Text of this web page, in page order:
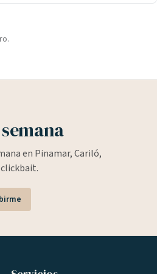
en Pinamar, Cariló,
clickbait.